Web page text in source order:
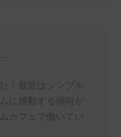
！最近はシンプル
に感動する傾向が
カフェで働いてい